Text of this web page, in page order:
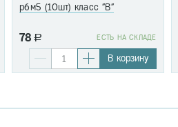
р6м5 (10шт) класс "В"
78 a EСТЬ НА СКЛАДЕ
В корзину